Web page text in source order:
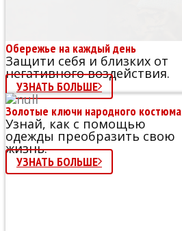
Обережье на каждый день
Защити себя и близких от
негативного воздействия.
УЗНАТЬ БОЛЬШЕ
Золотые ключи народного костюма
Узнай, как с помощью
одежды преобразить свою
жизнь.
УЗНАТЬ БОЛЬШЕ